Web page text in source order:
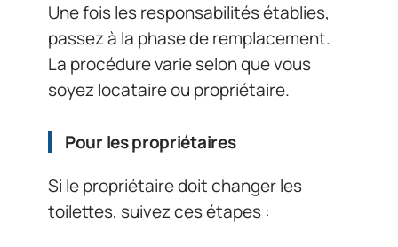
Une fois les responsabilités établies,
passez à la phase de remplacement.
La procédure varie selon que vous
soyez locataire ou propriétaire.
Pour les propriétaires
Si le propriétaire doit changer les
toilettes, suivez ces étapes :